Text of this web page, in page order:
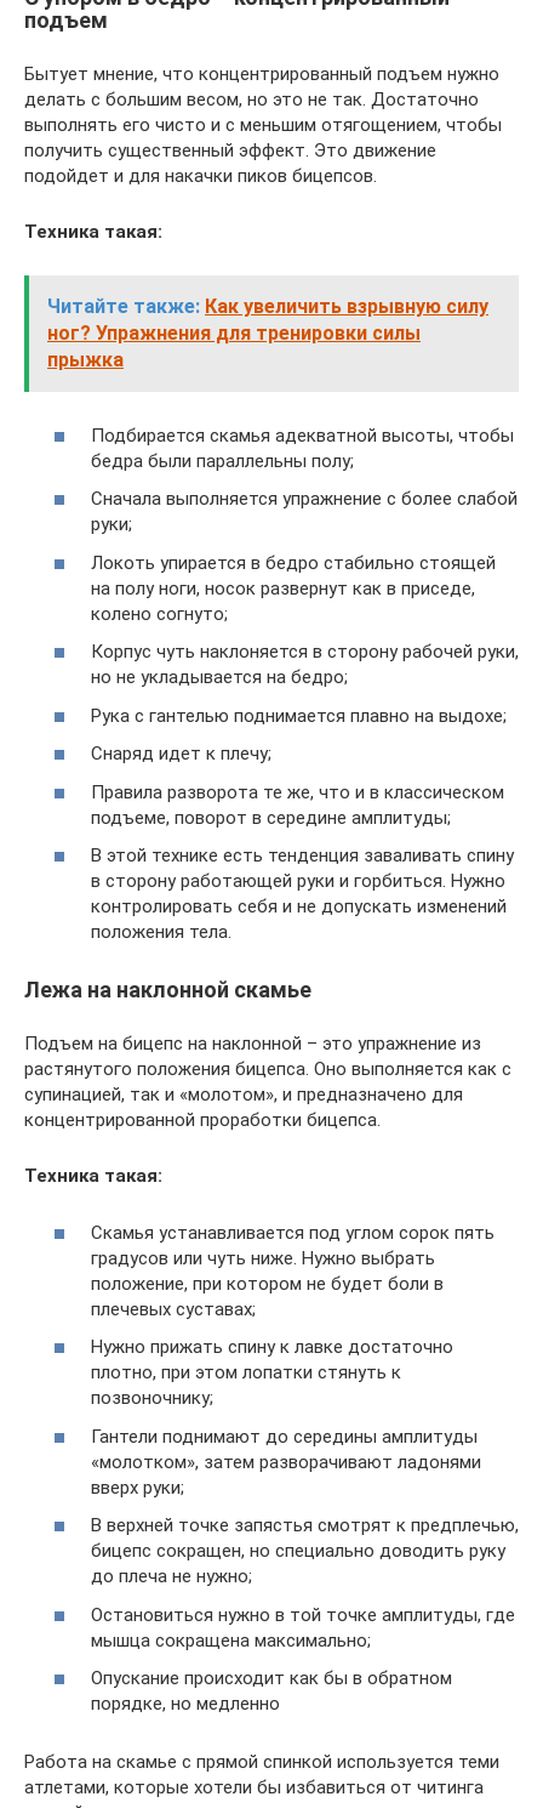
подъем
Бытует мнение, что концентрированный подъем нужно
делать с большим весом, но это не так. Достаточно
выполнять его чисто и с меньшим отягощением, чтобы
получить существенный эффект. Это движение
подойдет и для накачки пиков бицепсов.
Техника такая:
Читайте также: Как увеличить взрывную силу
ног? Упражнения для тренировки силы
прыжка
Подбирается скамья адекватной высоты, чтобы
бедра были параллельны полу;
Сначала выполняется упражнение с более слабой
руки;
Локоть упирается в бедро стабильно стоящей
на полу ноги, носок развернут как в приседе,
колено согнуто;
Корпус чуть наклоняется в сторону рабочей руки,
но не укладывается на бедро;
Рука с гантелью поднимается плавно на выдохе;
Снаряд идет к плечу;
Правила разворота те же, что и в классическом
подъеме, поворот в середине амплитуды;
В этой технике есть тенденция заваливать спину
в сторону работающей руки и горбиться. Нужно
контролировать себя и не допускать изменений
положения тела.
Лежа на наклонной скамье
Подъем на бицепс на наклонной – это упражнение из
растянутого положения бицепса. Оно выполняется как с
супинацией, так и «молотом», и предназначено для
концентрированной проработки бицепса.
Техника такая:
Скамья устанавливается под углом сорок пять
градусов или чуть ниже. Нужно выбрать
положение, при котором не будет боли в
плечевых суставах;
Нужно прижать спину к лавке достаточно
плотно, при этом лопатки стянуть к
позвоночнику;
Гантели поднимают до середины амплитуды
«молотком», затем разворачивают ладонями
вверх руки;
В верхней точке запястья смотрят к предплечью,
бицепс сокращен, но специально доводить руку
до плеча не нужно;
Остановиться нужно в той точке амплитуды, где
мышца сокращена максимально;
Опускание происходит как бы в обратном
порядке, но медленно
Работа на скамье с прямой спинкой используется теми
атлетами, которые хотели бы избавиться от читинга